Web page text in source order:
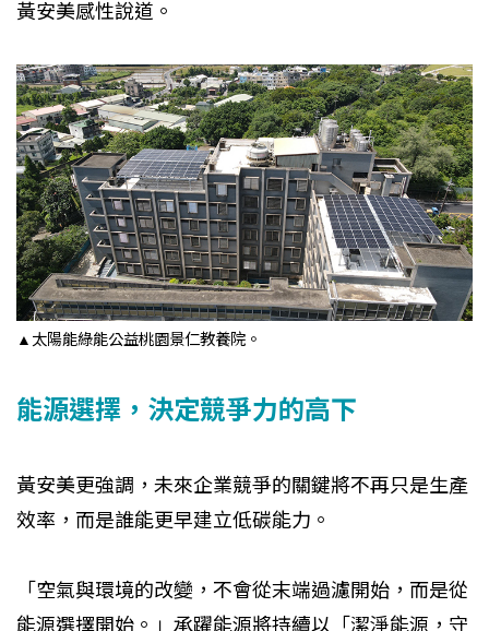
黃安美感性說道。
▲太陽能綠能公益桃園景仁教養院。
能源選擇，決定競爭力的高下
黃安美更強調，未來企業競爭的關鍵將不再只是生產
效率，而是誰能更早建立低碳能力。
「空氣與環境的改變，不會從末端過濾開始，而是從
能源選擇開始。」承躍能源將持續以「潔淨能源，守